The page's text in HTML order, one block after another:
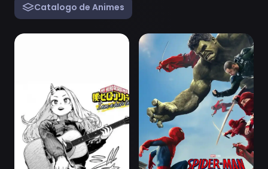
Catalogo de Animes
Ver Boku no Hero Academia: I Am a Hero Too
Ver Spider-Man: Brand